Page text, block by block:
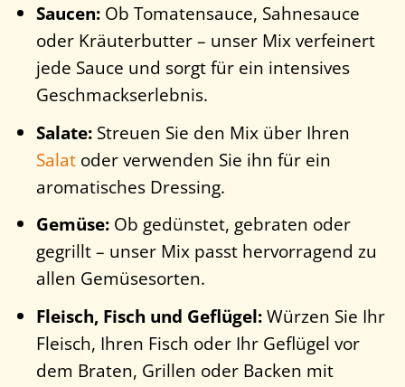
Saucen:Ob Tomatensauce, Sahnesauce
oder Kräuterbutter – unser Mix verfeinert
jede Sauce und sorgt für ein intensives
Geschmackserlebnis.
Salate:Streuen Sie den Mix über Ihren
Salatoder verwenden Sie ihn für ein
aromatisches Dressing.
Gemüse:Ob gedünstet, gebraten oder
gegrillt – unser Mix passt hervorragend zu
allen Gemüsesorten.
Fleisch, Fisch und Geflügel:Würzen Sie Ihr
Fleisch, Ihren Fisch oder Ihr Geflügel vor
dem Braten, Grillen oder Backen mit